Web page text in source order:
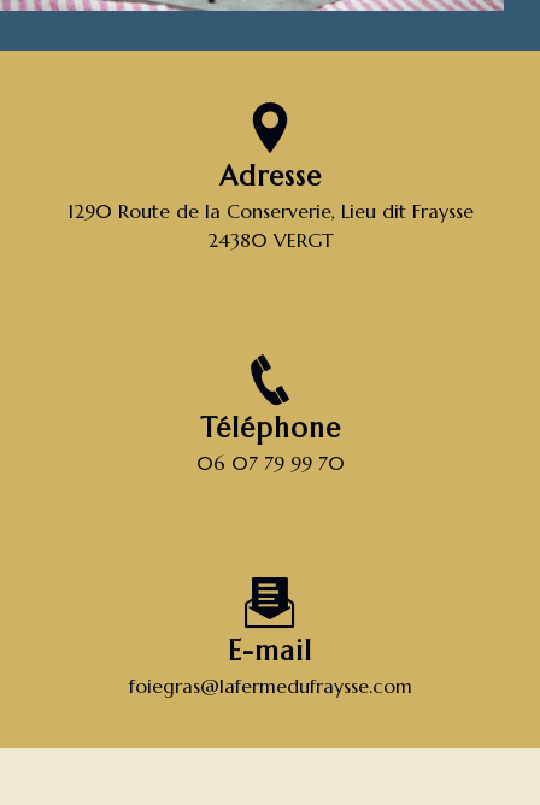
Adresse
1290 Route de la Conserverie, Lieu dit Fraysse
24380 VERGT
Téléphone
06 07 79 99 70
E-mail
foiegras@lafermedufraysse.com